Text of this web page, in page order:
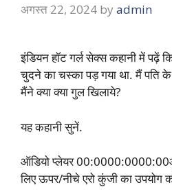
अगस्त 22, 2024 by admin
इंडियन हॉट गर्ल सेक्स कहानी में पढ़ें
चुदने का चस्का पड़ गया था. मैं पति के
मैंने क्या क्या गुल खिलाये?
यह कहानी सुनें.
ऑडियो प्लेयर
लिए ऊपर/नीचे एरो कुंजी का उपयोग